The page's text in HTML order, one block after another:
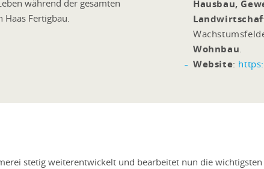
während der gesamten
Haas Fertigbau.
Hausbau,
Wohnbau.
Website:
stetig weiterentwickelt und bearbeitet nun die